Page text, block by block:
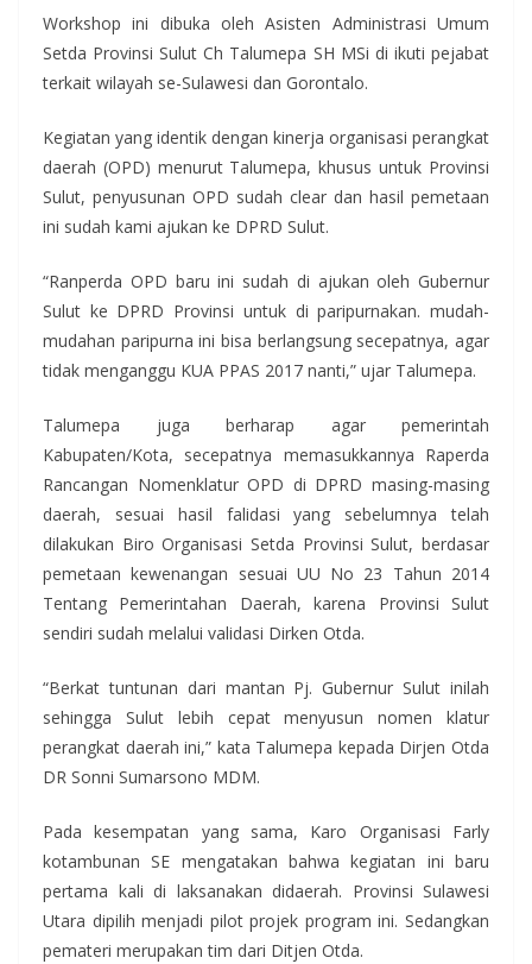
Workshop ini dibuka oleh Asisten Administrasi Umum
Setda Provinsi Sulut Ch Talumepa SH MSi di ikuti pejabat
terkait wilayah se-Sulawesi dan Gorontalo.
Kegiatan yang identik dengan kinerja organisasi perangkat
daerah (OPD) menurut Talumepa, khusus untuk Provinsi
Sulut, penyusunan OPD sudah clear dan hasil pemetaan
ini sudah kami ajukan ke DPRD Sulut.
“Ranperda OPD baru ini sudah di ajukan oleh Gubernur
Sulut ke DPRD Provinsi untuk di paripurnakan. mudah-
mudahan paripurna ini bisa berlangsung secepatnya, agar
tidak menganggu KUA PPAS 2017 nanti,” ujar Talumepa.
Talumepa juga berharap agar pemerintah
Kabupaten/Kota, secepatnya memasukkannya Raperda
Rancangan Nomenklatur OPD di DPRD masing-masing
daerah, sesuai hasil falidasi yang sebelumnya telah
dilakukan Biro Organisasi Setda Provinsi Sulut, berdasar
pemetaan kewenangan sesuai UU No 23 Tahun 2014
Tentang Pemerintahan Daerah, karena Provinsi Sulut
sendiri sudah melalui validasi Dirken Otda.
“Berkat tuntunan dari mantan Pj. Gubernur Sulut inilah
sehingga Sulut lebih cepat menyusun nomen klatur
perangkat daerah ini,” kata Talumepa kepada Dirjen Otda
DR Sonni Sumarsono MDM.
Pada kesempatan yang sama, Karo Organisasi Farly
kotambunan SE mengatakan bahwa kegiatan ini baru
pertama kali di laksanakan didaerah. Provinsi Sulawesi
Utara dipilih menjadi pilot projek program ini. Sedangkan
pemateri merupakan tim dari Ditjen Otda.